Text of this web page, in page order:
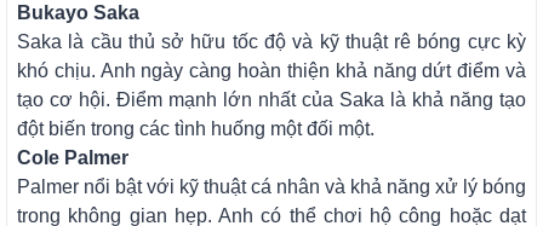
Bukayo Saka
Saka là cầu thủ sở hữu tốc độ và kỹ thuật rê bóng cực kỳ
khó chịu. Anh ngày càng hoàn thiện khả năng dứt điểm và
tạo cơ hội. Điểm mạnh lớn nhất của Saka là khả năng tạo
đột biến trong các tình huống một đối một.
Cole Palmer
Palmer nổi bật với kỹ thuật cá nhân và khả năng xử lý bóng
trong không gian hẹp. Anh có thể chơi hộ công hoặc dạt